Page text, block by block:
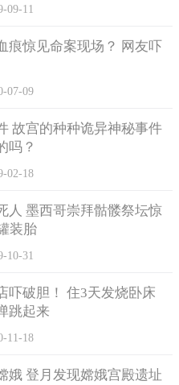
09-11
痕惊见命案现场？ 网友吓
07-09
故宫的种种诡异神秘事件
吗？
02-18
人 墨西哥崇拜骷髅祭坛惊
装胎
10-31
吓破胆！ 住3天发烧卧床
跳起来
11-18
娥 登月发现嫦娥宫殿遗址